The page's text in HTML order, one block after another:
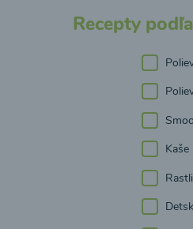
Recepty
Kaše